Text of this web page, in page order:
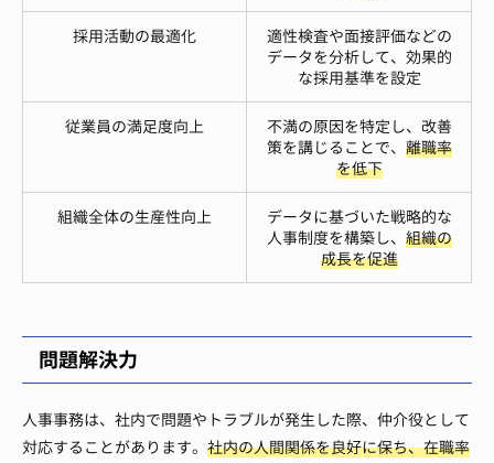
採用活動の最適化
適性検査や面接評価などの
データを分析して、効果的
な採用基準を設定
従業員の満足度向上
不満の原因を特定し、改善
策を講じることで、 離職率
を低下
組織全体の生産性向上
データに基づいた戦略的な
人事制度を構築し、 組織の
成長を促進
問題解決力
人事事務は、社内で問題やトラブルが発生した際、仲介役として
対応することがあります。 社内の人間関係を良好に保ち、在職率